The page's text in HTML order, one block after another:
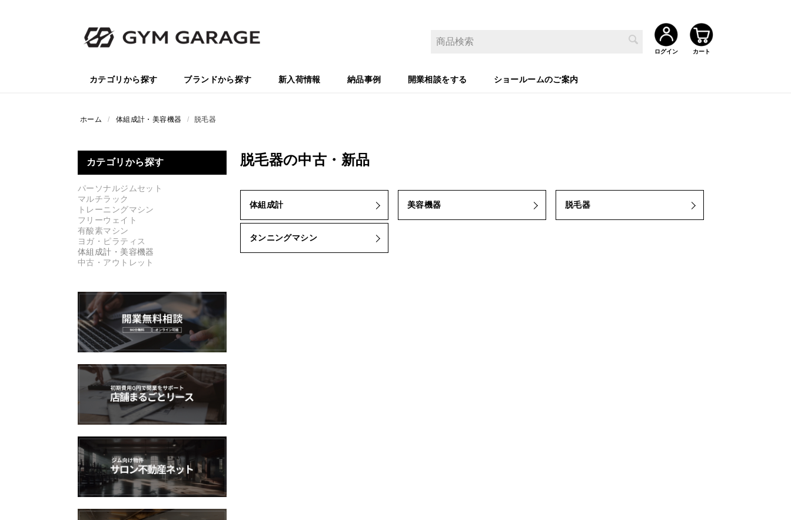
カテゴリから探す ブランドから探す 新入荷情報 納品事例 開業相談をする ショールームのご案内
ホーム / 体組成計・美容機器 / 脱毛器
カテゴリから探す
パーソナルジムセット
マルチラック
トレーニングマシン
フリーウェイト
有酸素マシン
ヨガ・ピラティス
体組成計・美容機器
中古・アウトレット
脱毛器の中古・新品
体組成計 美容機器 脱毛器
タンニングマシン